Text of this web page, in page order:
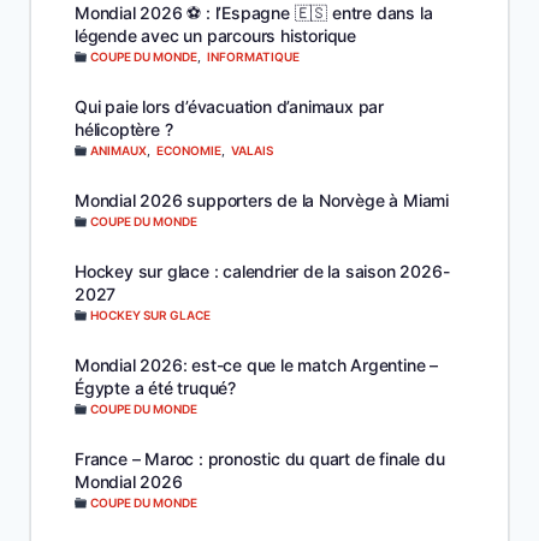
Mondial 2026 ⚽️ : l’Espagne 🇪🇸 entre dans la
légende avec un parcours historique
COUPE DU MONDE INFORMATIQUE
Qui paie lors d’évacuation d’animaux par
hélicoptère ?
ANIMAUX ECONOMIE VALAIS
Mondial 2026 supporters de la Norvège à Miami
COUPE DU MONDE
Hockey sur glace : calendrier de la saison 2026-
2027
HOCKEY SUR GLACE
Mondial 2026: est-ce que le match Argentine –
Égypte a été truqué?
COUPE DU MONDE
France – Maroc : pronostic du quart de finale du
Mondial 2026
COUPE DU MONDE